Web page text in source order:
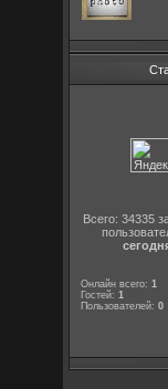
Всего: 34335
Онлайн всего:1
Гостей:1
Пользователей:0